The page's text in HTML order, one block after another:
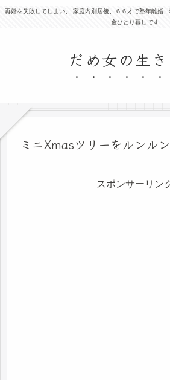
再婚を失敗してしまい、 家庭内別居後、６６才で塾年離婚
金ひとり暮しです
だめ女の生
ミニXmasツリーをルンル
スポンサーリン